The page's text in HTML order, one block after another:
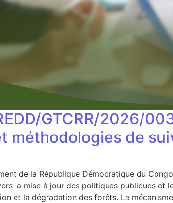
GTCRR/2026/
méthodologies de
de la République Démocratique du
la mise à jour des politiques publiques et
et la dégradation des forêts. Le